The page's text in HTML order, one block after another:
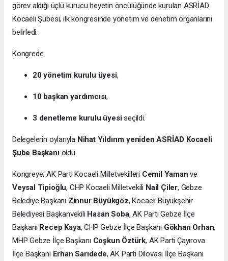
görev aldığı üçlü kurucu heyetin öncülüğünde kurulan ASRİAD
Kocaeli Şubesi, ilk kongresinde yönetim ve denetim organlarını
belirledi.
Kongrede:
20 yönetim kurulu üyesi,
10 başkan yardımcısı,
3 denetleme kurulu üyesiseçildi.
Delegelerin oylarıyla Nihat Yıldırım yeniden ASRİAD Kocaeli
Şube Başkanıoldu.
Kongreye; AK Parti Kocaeli Milletvekilleri Cemil Yaman ve
Veysal Tipioğlu, CHP Kocaeli Milletvekili Nail Çiler, Gebze
Belediye Başkanı Zinnur Büyükgöz, Kocaeli Büyükşehir
Belediyesi Başkanvekili Hasan Soba, AK Parti Gebze İlçe
Başkanı Recep Kaya, CHP Gebze İlçe Başkanı Gökhan Orhan,
MHP Gebze İlçe Başkanı Coşkun Öztürk, AK Parti Çayırova
İlçe Başkanı Erhan Sarıdede, AK Parti Dilovası İlçe Başkanı